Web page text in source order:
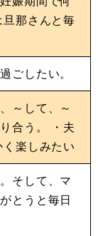
那さんと毎
ごしたい。
～して、～
合う。 ・夫
楽しみたい
そして、マ
とうと毎日